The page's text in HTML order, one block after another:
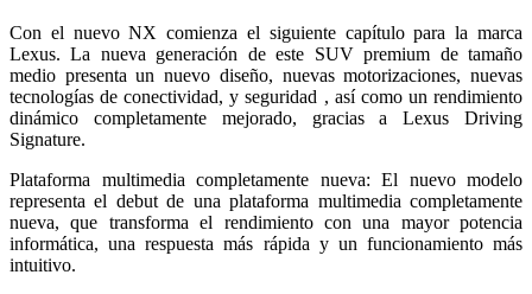
Con el nuevo NX comienza el siguiente capítulo para la marca
Lexus. La nueva generación de este SUV premium de tamaño
medio presenta un nuevo diseño, nuevas motorizaciones, nuevas
tecnologías de conectividad, y seguridad , así como un rendimiento
dinámico completamente mejorado, gracias a Lexus Driving
Signature.
Plataforma multimedia completamente nueva: El nuevo modelo
representa el debut de una plataforma multimedia completamente
nueva, que transforma el rendimiento con una mayor potencia
informática, una respuesta más rápida y un funcionamiento más
intuitivo.